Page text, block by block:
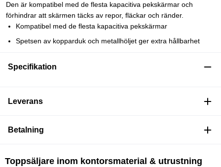
Den är kompatibel med de flesta kapacitiva pekskärmar och
förhindrar att skärmen täcks av repor, fläckar och ränder.
Kompatibel med de flesta kapacitiva pekskärmar
Spetsen av kopparduk och metallhöljet ger extra hållbarhet
Specifikation
Leverans
Betalning
Toppsäljare inom kontorsmaterial & utrustning